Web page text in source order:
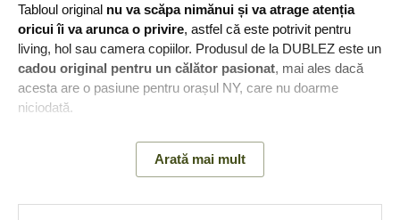
Tabloul original nu va scăpa nimănui și va atrage atenția
oricui îi va arunca o privire, astfel că este potrivit pentru
living, hol sau camera copiilor. Produsul de la DUBLEZ este un
cadou original pentru un călător pasionat, mai ales dacă
acesta are o pasiune pentru orașul NY, care nu doarme
niciodată.
tehnologiei laser avansate. Acest lucru ne permite să obținem
tangibil. Dați viață pereților goi cu o operă de artă unică.
Arată mai mult